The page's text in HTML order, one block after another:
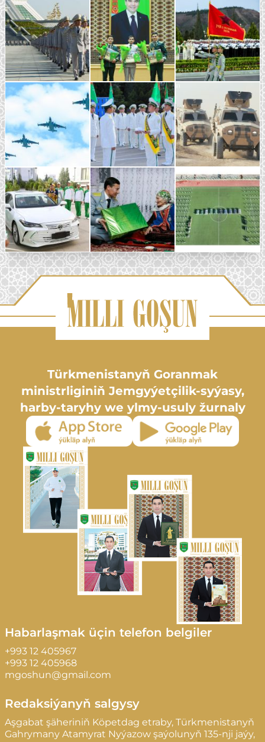
Habarlaşmak üçin telefon belgiler
+993 12 405967
+993 12 405968
mgoshun@gmail.com
Redaksiýanyň salgysy
Aşgabat şäheriniň Köpetdag etraby, Türkmenistanyň
Gahrymany Atamyrat Nyýazow şaýolunyň 135-nji jaýy,
Türkmenistanyň Goranmak
ministrliginiň Jemgyýetçilik-syýasy,
harby-taryhy we ylmy-usuly žurnaly